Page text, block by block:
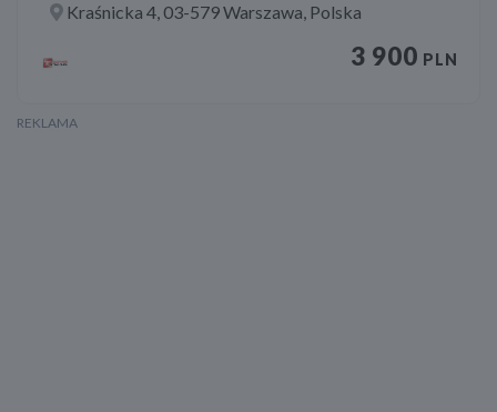
Kraśnicka 4, 03-579 Warszawa, Polska
3 900 PLN